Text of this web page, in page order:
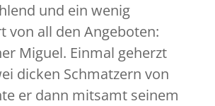
und ein wenig
von all den Angeboten:
Miguel. Einmal geherzt
dicken Schmatzern von
er dann mitsamt seinem